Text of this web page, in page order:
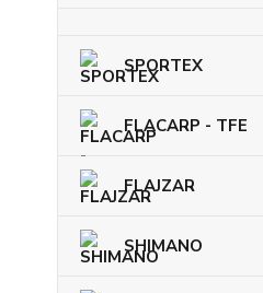
SPORTEX
FLACARP - TFE
FLAJZAR
SHIMANO